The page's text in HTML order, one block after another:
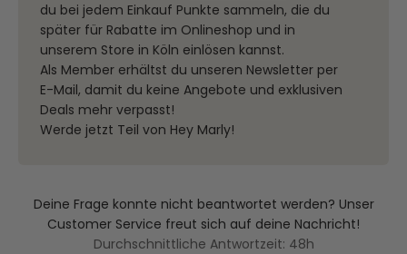
du bei jedem Einkauf Punkte sammeln, die du
später für Rabatte im Onlineshop und in
unserem Store in Köln einlösen kannst.
Als Member erhältst du unseren Newsletter per
E-Mail, damit du keine Angebote und exklusiven
Deals mehr verpasst!
Werde jetzt Teil von Hey Marly!
Deine Frage konnte nicht beantwortet werden? Unser
Customer Service freut sich auf deine Nachricht!
Durchschnittliche Antwortzeit: 48h